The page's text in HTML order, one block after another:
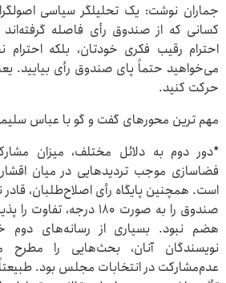
جماران نوشت: یک تحلیلگر سیاسی
کسانی که از صندوق رأی فاصله
احترام رقیب فکری خودتان، بلکه احترام
می‌خواهید حتماً پای صندوق رأی بیایید.
حرکت کنید.
مهم ترین محورهای گفت و گو با عباس
*دور دوم به دلائل مختلف، میزان
فضاسازی موجب تردیدهایی در میان
است. همچنین پایگاه رأی اصلاح‌طلبان، قادر
صندوق را به صورت 180
هضم نبود. بسیاری از رسانه‌های دوم
نویسندگان آنان، بحث‌هایی را
عدم‌مشارکت در انتخابات مجلس بود. طبیعتاً